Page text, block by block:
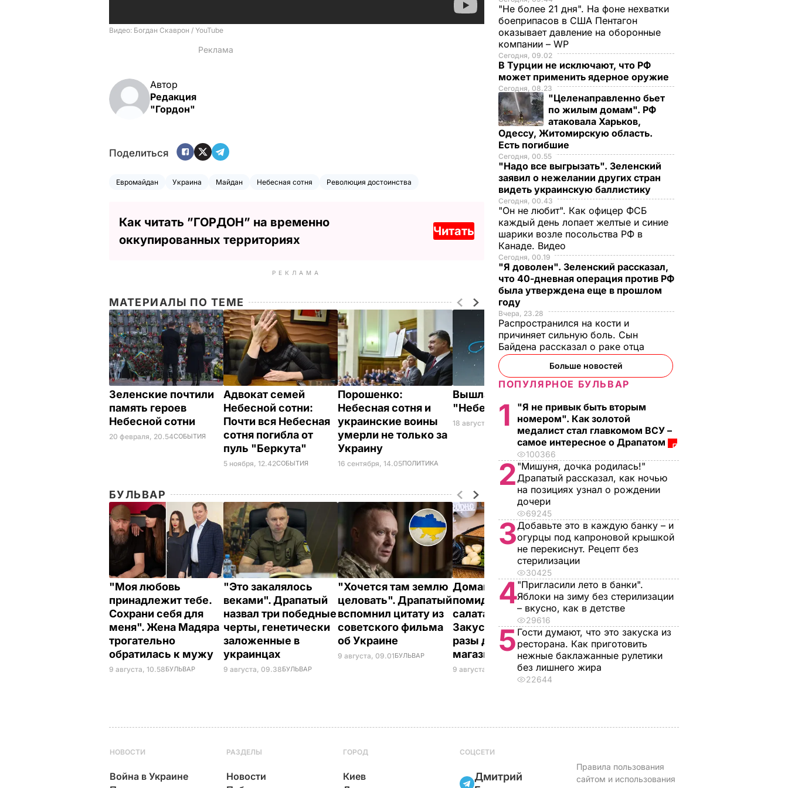
Автор
Редакция
"Гордон"
Поделиться
Евромайдан Украина Майдан Небесная сотня Революция достоинства
Как читать ”ГОРДОН” на временно
оккупированных территориях
Читать
РЕКЛАМА
МАТЕРИАЛЫ ПО ТЕМЕ
Зеленские почтили
память героев
Небесной сотни
20 февраля, 20.54СОБЫТИЯ
Адвокат семей
Небесной сотни:
Почти вся Небесная
сотня погибла от
пуль "Беркута"
5 ноября, 12.42СОБЫТИЯ
Порошенко:
Небесная сотня и
украинские воины
умерли не только за
Украину
16 сентября, 14.05ПОЛИТИКА
Вышла книга памяти
"Небесная сотня"
18 августа, 07.39 КУЛЬТУРА
БУЛЬВАР
"Моя любовь
принадлежит тебе.
Сохрани себя для
меня". Жена Мадяра
трогательно
обратилась к мужу
9 августа, 10.58БУЛЬВАР
"Это закалялось
веками". Драпатый
назвал три победные
черты, генетически
заложенные в
украинцах
9 августа, 09.38БУЛЬВАР
"Хочется там землю
целовать". Драпатый
вспомнил цитату из
советского фильма
об Украине
9 августа, 09.01БУЛЬВАР
Домашние вяленые
помидоры к пицце,
салатам и в подарок.
Закуска, которая в
разы дешевле
магазинной
9 августа, 08.44 БУЛЬВАР
"Что смотрите?
Пишите рецепт!"
Знаменитые
херсонские
помидоры, которые
можно есть уже на
второй день
"Не более 21 дня". На фоне нехватки
боеприпасов в США Пентагон
оказывает давление на оборонные
компании – WP
Сегодня, 09.02
В Турции не исключают, что РФ
может применить ядерное оружие
Сегодня, 08.23
"Целенаправленно бьет
по жилым домам". РФ
атаковала Харьков,
Одессу, Житомирскую область.
Есть погибшие
Сегодня, 00.55
"Надо все выгрызать". Зеленский
заявил о нежелании других стран
видеть украинскую баллистику
Сегодня, 00.43
"Он не любит". Как офицер ФСБ
каждый день лопает желтые и синие
шарики возле посольства РФ в
Канаде. Видео
Сегодня, 00.19
"Я доволен". Зеленский рассказал,
что 40-дневная операция против РФ
была утверждена еще в прошлом
году
Вчера, 23.28
Распространился на кости и
причиняет сильную боль. Сын
Байдена рассказал о раке отца
Больше новостей
ПОПУЛЯРНОЕ БУЛЬВАР
1
"Я не привык быть вторым
номером". Как золотой
медалист стал главкомом ВСУ –
самое интересное о Драпатом
100366
2 "Мишуня, дочка родилась!"
Драпатый рассказал, как ночью
на позициях узнал о рождении
дочери
69245
3Добавьте это в каждую банку – и
огурцы под капроновой крышкой
не перекиснут. Рецепт без
стерилизации
30425
4"Пригласили лето в банки".
Яблоки на зиму без стерилизации
– вкусно, как в детстве
29616
5 Гости думают, что это закуска из
ресторана. Как приготовить
нежные баклажанные рулетики
без лишнего жира
22644
НОВОСТИ
Война в Украине
РАЗДЕЛЫ
Новости
ГОРОД
Киев
СОЦСЕТИ
Дмитрий
Правила пользования
сайтом и использования